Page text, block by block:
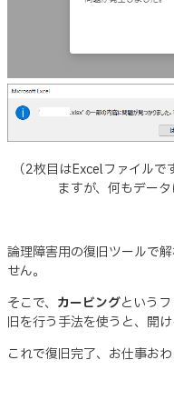
（2枚目はExcelファイル
ますが、何もデー
論理障害用の復旧ツールで
せん。
そこで、 カービングという
旧を行う手法を使うと、開
これで復旧完了、お仕事おわ